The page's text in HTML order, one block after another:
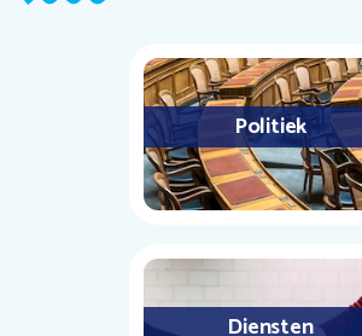
Politiek
Diensten